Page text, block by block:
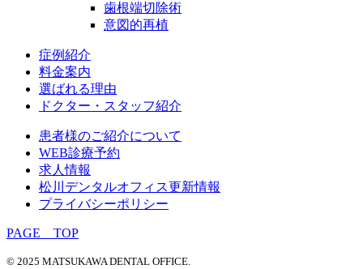
歯根端切除術
意図的再植
症例紹介
料金案内
選ばれる理由
ドクター・スタッフ紹介
患者様のご紹介について
WEB診療予約
求人情報
松川デンタルオフィス更新情報
プライバシーポリシー
PAGE TOP
© 2025 MATSUKAWA DENTAL OFFICE.